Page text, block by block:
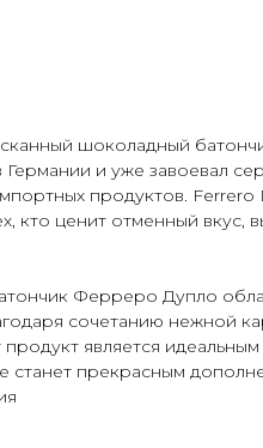
шоколадный
Германии и уже завоевал
продуктов. Ferrero
кто ценит отменный вкус,
Ферреро Дупло
сочетанию нежной
является
станет прекрасным